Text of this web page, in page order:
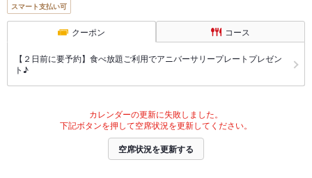
スマート支払い可
クーポン コース
【２日前に要予約】食べ放題ご利用でアニバーサリープレートプレゼン
ト♪
カレンダーの更新に失敗しました。
下記ボタンを押して空席状況を更新してください。
空席状況を更新する